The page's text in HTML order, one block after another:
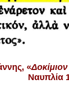
«
Ναυπλία